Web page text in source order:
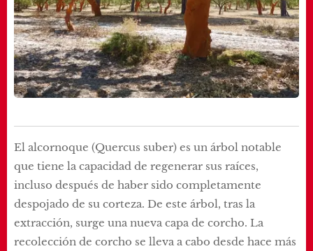
El alcornoque (Quercus suber) es un árbol notable
que tiene la capacidad de regenerar sus raíces,
incluso después de haber sido completamente
despojado de su corteza. De este árbol, tras la
extracción, surge una nueva capa de corcho. La
recolección de corcho se lleva a cabo desde hace más